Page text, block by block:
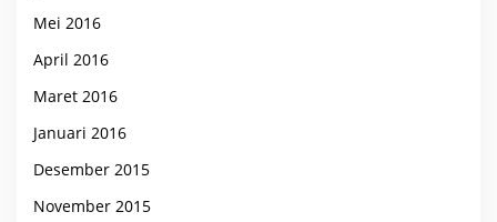
Mei 2016
April 2016
Maret 2016
Januari 2016
Desember 2015
November 2015